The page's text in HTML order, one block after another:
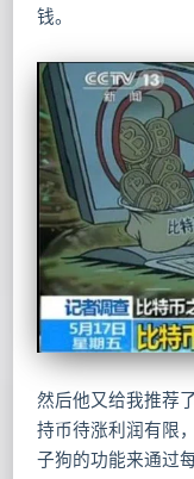
钱。
然后他又给我推荐
持币待涨利润有限
子狗的功能来通过